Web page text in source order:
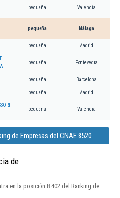
pequeña Valencia
pequeña Málaga
pequeña Madrid
pequeña Pontevedra
pequeña Barcelona
pequeña Madrid
pequeña Valencia
de Empresas del CNAE 8520
de
en la posición 8.402 del Ranking de